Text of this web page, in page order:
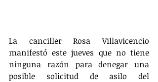
La canciller Rosa Villavicencio
manifestó este jueves que no tiene
ninguna razón para denegar una
posible solicitud de asilo del